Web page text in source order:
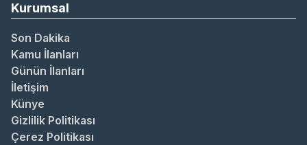
Kurumsal
Son Dakika
Kamu İlanları
Günün İlanları
İletişim
Künye
Gizlilik Politikası
Çerez Politikası